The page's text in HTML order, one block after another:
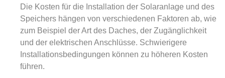
Die Kosten für die Installation der Solaranlage und des
Speichers hängen von verschiedenen Faktoren ab, wie
zum Beispiel der Art des Daches, der Zugänglichkeit
und der elektrischen Anschlüsse. Schwierigere
Installationsbedingungen können zu höheren Kosten
führen.